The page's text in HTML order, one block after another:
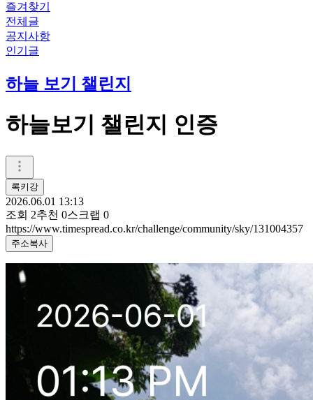
즐겨찾기
전체글
공지사항
인기글
하늘 보기 챌린지
하늘보기 챌린지 인증
록키강
2026.06.01 13:13
조회 2추천 0스크랩 0
https://www.timespread.co.kr/challenge/community/sky/131004357
주소복사